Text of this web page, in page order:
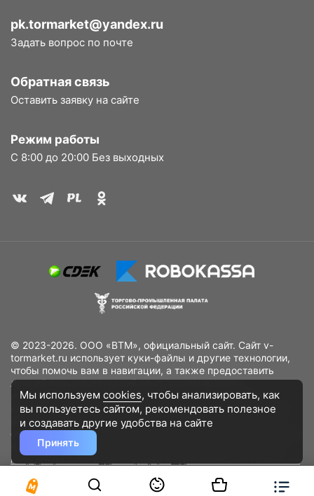
pk.tormarket@yandex.ru
Задать вопрос по почте
Обратная связь
Оставить заявку на сайте
Режим работы
С 8:00 до 20:00 Без выходных
© 2023-2026. ООО «ВТМ», официальный сайт. Сайт v-
tormarket.ru использует куки-файлы и другие технологии,
чтобы помочь вам в навигации, а также предоставить
лучший пользовательский опыт, анализировать
использование наших продуктов и услуг, повысить
качество рекламных и маркетинговых активностей. Если
Вы не хотите, чтобы Ваши пользовательские данные
обрабатывались, пожалуйста, ограничьте их использование
в своём браузере.
конфиденциальности
Разработано DST Global
Мы используем cookies, чтобы анализировать, как
вы пользуетесь сайтом, рекомендовать полезное
и создавать другие удобства на сайте
Принять